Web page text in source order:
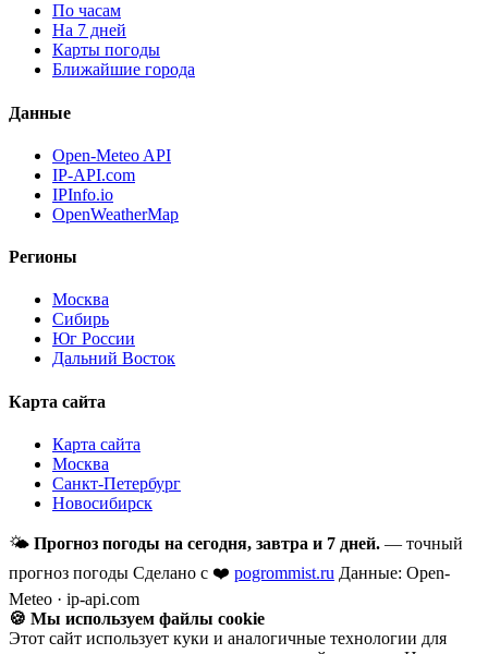
По часам
На 7 дней
Карты погоды
Ближайшие города
Данные
Open-Meteo API
IP-API.com
IPInfo.io
OpenWeatherMap
Регионы
Москва
Сибирь
Юг России
Дальний Восток
Карта сайта
Карта сайта
Москва
Санкт-Петербург
Новосибирск
🌤 Прогноз погоды на сегодня, завтра и 7 дней. — точный
прогноз погоды Сделано с ❤️ pogrommist.ru Данные: Open-
Meteo · ip-api.com
🍪 Мы используем файлы cookie
Этот сайт использует куки и аналогичные технологии для